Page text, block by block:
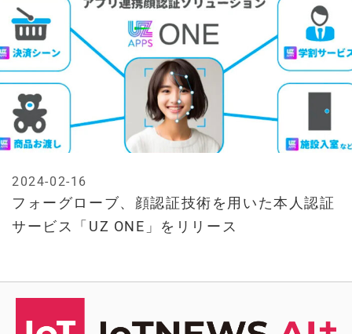
フォーグローブ、顔認証技術を用いた本人認証
サービス「UZ ONE」をリリース
2024-02-16